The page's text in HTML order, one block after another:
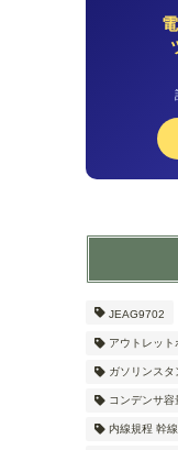
JEAG9702
アウトレット
ガソリンスタ
コンデンサ容
内線規程 幹線